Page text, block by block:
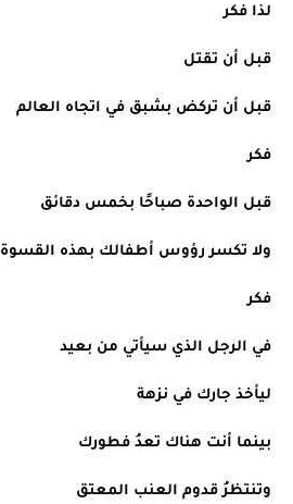
لذا فكر
قبل أن تقتل
قبل أن تركض بشبق في اتجاه العالم
فكر
قبل الواحدة صباحًا بخمس دقائق
ولا تكسر رؤوس أطفالك بهذه القسوة
فكر
في الرجل الذي سيأتي من بعيد
ليأخذ جارك في نزهة
بينما أنت هناك تعدُ فطورك
وتنتظرُ قدوم العنب المعتق